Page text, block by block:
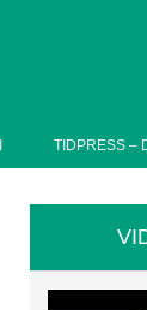
TIDPRESS –